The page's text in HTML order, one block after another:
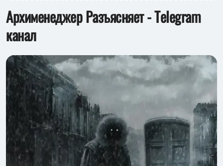
Архименеджер Разъясняет - Telegram
канал